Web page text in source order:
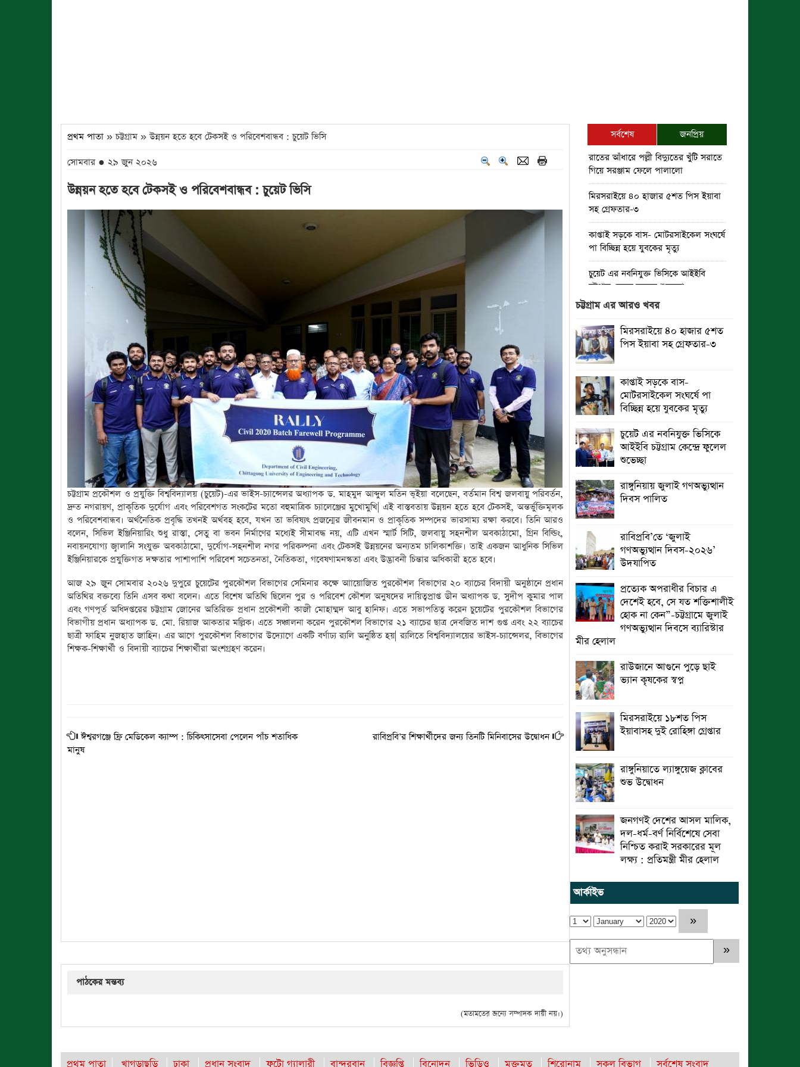
প্রথম পাতা » চট্টগ্রাম » উন্নয়ন হতে হবে টেকসই ও পরিবেশবান্ধব : চুয়েট ভিসি
সোমবার ● ২৯ জুন ২০২৬
উন্নয়ন হতে হবে টেকসই ও পরিবেশবান্ধব : চুয়েট ভিসি
চট্টগ্রাম প্রকৌশল ও প্রযুক্তি বিশ্ববিদ্যালয় (চুয়েট)-এর ভাইস-চ্যান্সেলর অধ্যাপক ড. মাহমুদ আব্দুল মতিন ভূইয়া বলেছেন, বর্তমান বিশ্ব জলবায়ু পরিবর্তন,
দ্রুত নগরায়ণ, প্রাকৃতিক দুর্যোগ এবং পরিবেশগত সংকটের মতো বহুমাত্রিক চ্যালেঞ্জের মুখোমুখি| এই বাস্তবতায় উন্নয়ন হতে হবে টেকসই, অন্তর্ভুক্তিমূলক
ও পরিবেশবান্ধব। অর্থনৈতিক প্রবৃদ্ধি তখনই অর্থবহ হবে, যখন তা ভবিষ্যৎ প্রজন্মের জীবনমান ও প্রাকৃতিক সম্পদের ভারসাম্য রক্ষা করবে। তিনি আরও
বলেন, সিভিল ইঞ্জিনিয়ারিং শুধু রাস্তা, সেতু বা ভবন নির্মাণের মধ্যেই সীমাবদ্ধ নয়, এটি এখন স্মার্ট সিটি, জলবায়ু সহনশীল অবকাঠামো, গ্রিন বিল্ডিং,
নবায়নযোগ্য জ্বালানি সংযুক্ত অবকাঠামো, দুর্যোগ-সহনশীল নগর পরিকল্পনা এবং টেকসই উন্নয়নের অন্যতম চালিকাশক্তি। তাই একজন আধুনিক সিভিল
ইঞ্জিনিয়ারকে প্রযুক্তিগত দক্ষতার পাশাপাশি পরিবেশ সচেতনতা, নৈতিকতা, গবেষণামনস্কতা এবং উদ্ভাবনী চিন্তার অধিকারী হতে হবে।
আজ ২৯ জুন সোমবার ২০২৬ দুপুরে চুয়েটের পুরকৌশল বিভাগের সেমিনার কক্ষে আায়োজিত পুরকৌশল বিভাগের ২০ ব্যাচের বিদায়ী অনুষ্ঠানে প্রধান
অতিথির বক্তব্যে তিনি এসব কথা বলেন। এতে বিশেষ অতিথি ছিলেন পুর ও পরিবেশ কৌশল অনুষদের দায়িত্বপ্রাপ্ত ডীন অধ্যাপক ড. সুদীপ কুমার পাল
এবং গণপূর্ত অধিদপ্তরের চট্টগ্রাম জোনের অতিরিক্ত প্রধান প্রকৌশলী কাজী মোহাম্মদ আবু হানিফ। এতে সভাপতিত্ব করেন চুয়েটের পুরকৌশল বিভাগের
বিভাগীয় প্রধান অধ্যাপক ড. মো. রিয়াজ আকতার মল্লিক। এতে সঞ্চালনা করেন পুরকৌশল বিভাগের ২১ ব্যাচের ছাত্র দেবজিত দাশ গুপ্ত এবং ২২ ব্যাচের
ছাত্রী ফাহিম নুজহাত জাহিন। এর আগে পুরকৌশল বিভাগের উদ্যোগে একটি বর্ণাঢ্য র‌্যলি অনুষ্ঠিত হয়| র‌্যলিতে বিশ্ববিদ্যালয়ের‌ ভাইস-চ্যান্সেলর, বিভাগের
শিক্ষক-শিক্ষার্থী ও বিদায়ী ব্যাচের শিক্ষার্থীরা অংশগ্রহণ করেন।
ঈশ্বরগঞ্জে ফ্রি মেডিকেল ক্যাম্প : চিকিৎসাসেবা পেলেন পাঁচ শতাধিক
মানুষ
রাবিপ্রবি’র শিক্ষার্থীদের জন্য তিনটি মিনিবাসের উদ্বোধন
সর্বশেষ
জনপ্রিয়
রাতের আঁধারে পল্লী বিদ্যুতের খুঁটি সরাতে
গিয়ে সরঞ্জাম ফেলে পালালো
মিরসরাইয়ে ৪০ হাজার ৫শত পিস ইয়াবা
সহ গ্রেফতার-৩
কাপ্তাই সড়কে বাস- মোটরসাইকেল সংঘর্ষে
পা বিচ্ছিন্ন হয়ে যুবকের মৃত্যু
চুয়েট এর নবনিযুক্ত ভিসিকে আইইবি
চট্টগ্রাম কেন্দ্রে ফুলেল শুভেচ্ছা
বৈষম্যহীন মানবিক রাষ্ট্র গঠন করে জুলাই
শহীদদের প্রতি শ্রদ্ধা জানাতে হবে :
জননেতা সাইফুল হক
তিন দিন পর ব্রহ্মপুত্র নদে নিখোঁজ
সাইফুলের মরদেহ গফরগাঁও থেকে উদ্ধার
ব্রহ্মপুত্র নদে নিখোঁজ কৃষকের সন্ধান
মেলেনি
রাঙ্গুনিয়ায় জুলাই গণঅভ্যুত্থান দিবস
পালিত
পার্বতীপুরে জুলাই গণঅভ্যুত্থান দিবস
পালন
আত্রাইয়ে যথাযোগ্য মর্যাদায় ‘জুলাই
গণঅভ্যুত্থান দিবস’ পালিত
চট্টগ্রাম এর আরও খবর
মিরসরাইয়ে ৪০ হাজার ৫শত
পিস ইয়াবা সহ গ্রেফতার-৩
কাপ্তাই সড়কে বাস-
মোটরসাইকেল সংঘর্ষে পা
বিচ্ছিন্ন হয়ে যুবকের মৃত্যু
চুয়েট এর নবনিযুক্ত ভিসিকে
আইইবি চট্টগ্রাম কেন্দ্রে ফুলেল
শুভেচ্ছা
রাঙ্গুনিয়ায় জুলাই গণঅভ্যুত্থান
দিবস পালিত
রাবিপ্রবি’তে ‘জুলাই
গণঅভ্যুত্থান দিবস-২০২৬’
উদযাপিত
প্রত্যেক অপরাধীর বিচার এ
দেশেই হবে, সে যত শক্তিশালীই
হোক না কেন”-চট্টগ্রামে জুলাই
গণঅভ্যুত্থান দিবসে ব্যারিস্টার
মীর হেলাল
রাউজানে আগুনে পুড়ে ছাই
ভ্যান কৃষকের স্বপ্ন
মিরসরাইয়ে ১৮শত পিস
ইয়াবাসহ দুই রোহিঙ্গা গ্রেপ্তার
রাঙ্গুনিয়াতে ল্যাঙ্গুয়েজ ক্লাবের
শুভ উদ্বোধন
জনগণই দেশের আসল মালিক,
দল-ধর্ম-বর্ণ নির্বিশেষে সেবা
নিশ্চিত করাই সরকারের মূল
লক্ষ্য : প্রতিমন্ত্রী মীর হেলাল
আর্কাইভ
পাঠকের মন্তব্য
(মতামতের জন্যে সম্পাদক দায়ী নয়।)